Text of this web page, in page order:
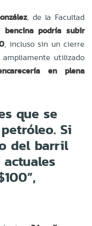
, de la Facultad
bencina podría subir
, incluso sin un cierre
ampliamente utilizado
en plena
que se
Si
del barril